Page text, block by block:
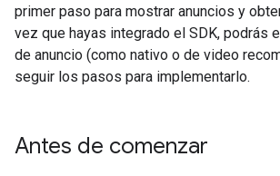
primer paso para mostrar anuncios y
vez que hayas integrado el SDK, podrás
de anuncio (como nativo o de video
seguir los pasos para implementarlo.
Antes de comenzar